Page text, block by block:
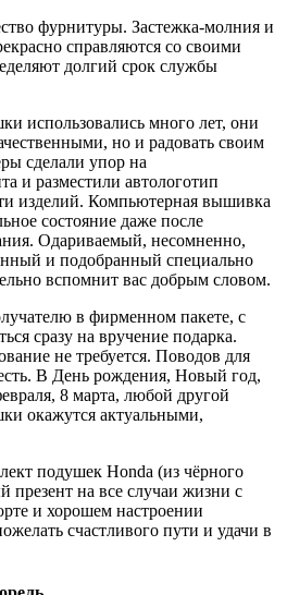
фурнитуры. Застежка-молния и
справляются со своими
долгий срок службы
использовались много лет, они
но и радовать своим
сделали упор на
и разместили автологотип
изделий. Компьютерная вышивка
состояние даже после
Одариваемый, несомненно,
и подобранный специально
вспомнит вас добрым словом.
в фирменном пакете, с
сразу на вручение подарка.
не требуется. Поводов для
В День рождения, Новый год,
8 марта, любой другой
окажутся актуальными,
подушек Honda (из чёрного
на все случаи жизни с
и хорошем настроении
счастливого пути и удачи в